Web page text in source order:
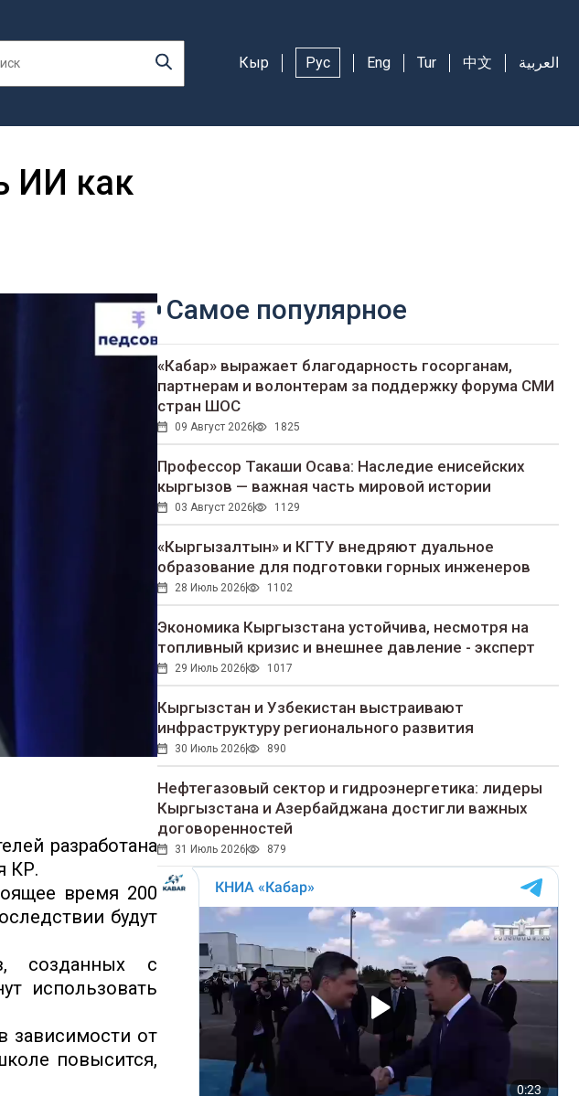
Кыр Рус Eng Tur 中文 العربية
ИИ как
разработана
КР.
время 200
будут
созданных с
использовать
зависимости от
повысится,
Самое популярное
«Кабар» выражает благодарность госорганам,
партнерам и волонтерам за поддержку форума СМИ
стран ШОС
09 Август 2026 1825
Профессор Такаши Осава: Наследие енисейских
кыргызов — важная часть мировой истории
03 Август 2026 1129
«Кыргызалтын» и КГТУ внедряют дуальное
образование для подготовки горных инженеров
28 Июль 2026 1102
Экономика Кыргызстана устойчива, несмотря на
топливный кризис и внешнее давление - эксперт
29 Июль 2026 1017
Кыргызстан и Узбекистан выстраивают
инфраструктуру регионального развития
30 Июль 2026 890
Нефтегазовый сектор и гидроэнергетика: лидеры
Кыргызстана и Азербайджана достигли важных
договоренностей
31 Июль 2026 879